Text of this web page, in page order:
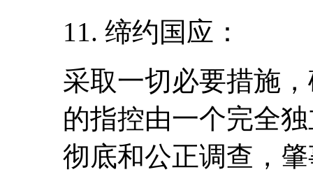
11. 缔约国应：
采取一切必要措施
的指控由一个完全
彻底和公正调查，